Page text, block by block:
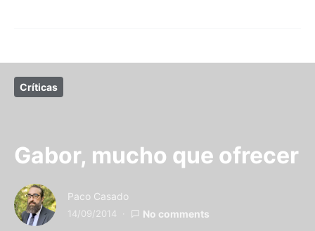
Críticas
Gabor, mucho que ofrecer
Paco Casado
14/09/2014 No comments